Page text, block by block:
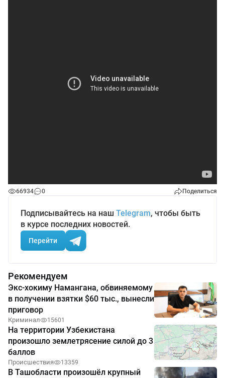
66934 0 Поделиться
Подписывайтесь на наш Telegram, чтобы быть
в курсе последних новостей.
Перейти
Рекомендуем
Экс-хокиму Намангана, обвиняемому
в получении взятки $60 тыс., вынесли
приговор
Криминал 15601
На территории Узбекистана
произошло землетрясение силой до 3
баллов
Происшествия 13359
В Ташобласти произошёл крупный